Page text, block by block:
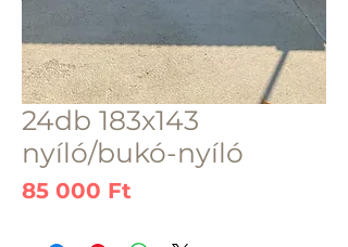
24db 183x143
nyíló/bukó-nyíló
85 000 Ft